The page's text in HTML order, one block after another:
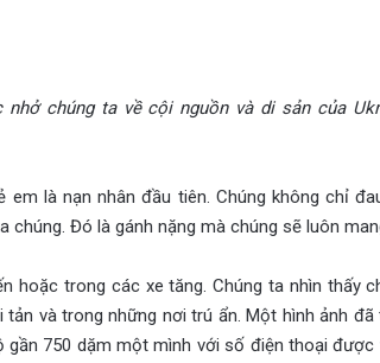
nhở chúng ta về cội nguồn và di sản của
em là nạn nhân đầu tiên. Chúng không chỉ
chúng. Đó là gánh nặng mà chúng sẽ luôn
hoặc trong các xe tăng. Chúng ta nhìn thấy
tản và trong những nơi trú ẩn. Một hình ảnh
gần 750 dặm một mình với số điện thoại được